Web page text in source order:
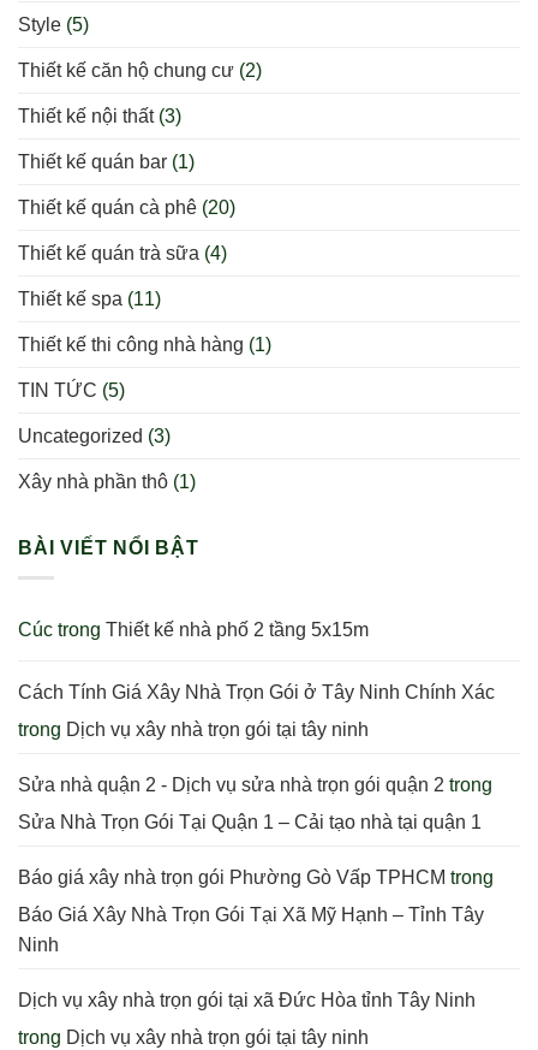
Style (5)
Thiết kế căn hộ chung cư (2)
Thiết kế nội thất(3)
Thiết kế quán bar (1)
Thiết kế quán cà phê (20)
Thiết kế quán trà sữa (4)
Thiết kế spa (11)
Thiết kế thi công nhà hàng (1)
TIN TỨC (5)
Uncategorized (3)
Xây nhà phần thô (1)
BÀI VIẾT NỔI BẬT
Cúc trong Thiết kế nhà phố 2 tầng 5x15m
Cách Tính Giá Xây Nhà Trọn Gói ở Tây Ninh Chính Xác
trong Dịch vụ xây nhà trọn gói tại tây ninh
Sửa nhà quận 2 - Dịch vụ sửa nhà trọn gói quận 2 trong
Sửa Nhà Trọn Gói Tại Quận 1 – Cải tạo nhà tại quận 1
Báo giá xây nhà trọn gói Phường Gò Vấp TPHCM trong
Báo Giá Xây Nhà Trọn Gói Tại Xã Mỹ Hạnh – Tỉnh Tây
Ninh
Dịch vụ xây nhà trọn gói tại xã Đức Hòa tỉnh Tây Ninh
trong Dịch vụ xây nhà trọn gói tại tây ninh